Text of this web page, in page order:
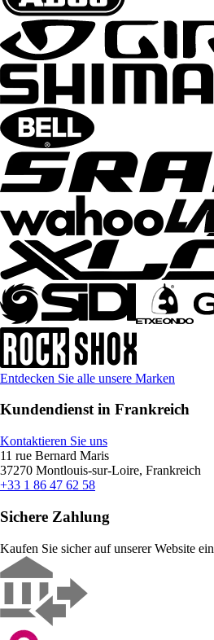
Entdecken Sie alle unsere Marken
Kundendienst in Frankreich
Kontaktieren Sie uns
11 rue Bernard Maris
37270 Montlouis-sur-Loire, Frankreich
+33 1 86 47 62 58
Sichere Zahlung
Kaufen Sie sicher auf unserer Website ein